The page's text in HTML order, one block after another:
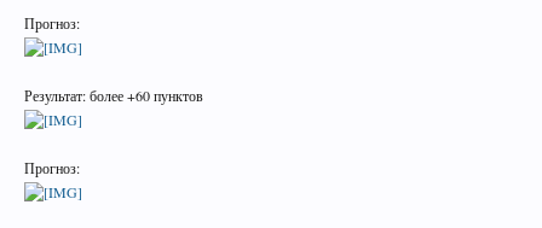
Прогноз:
Результат: более +60 пунктов
Прогноз: